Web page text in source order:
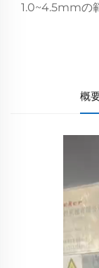
1.0~4.5mmの
概